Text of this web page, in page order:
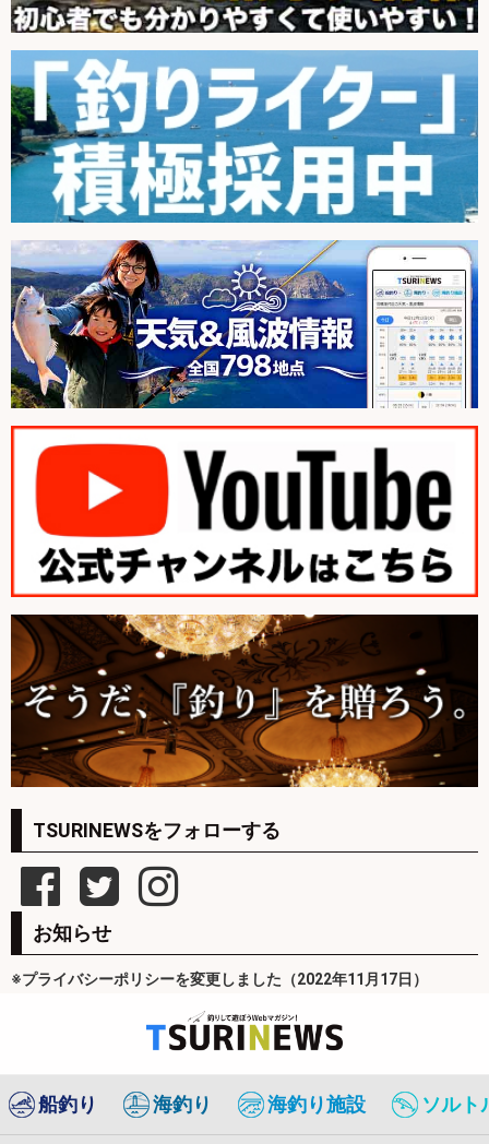
TSURINEWSをフォローする
お知らせ
※プライバシーポリシーを変更しました（2022年11月17日）
船釣り 海釣り 海釣り施設 ソルト